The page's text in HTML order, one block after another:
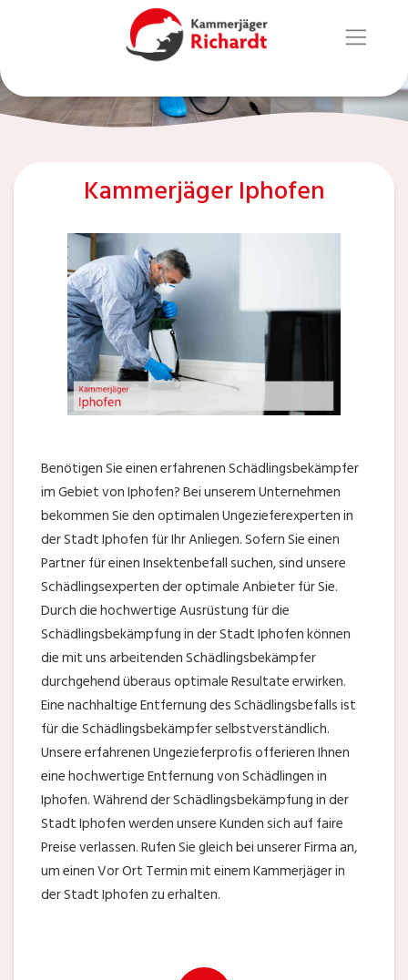
Kammerjäger Iphofen
Benötigen Sie einen erfahrenen Schädlingsbekämpfer
im Gebiet von Iphofen? Bei unserem Unternehmen
bekommen Sie den optimalen Ungezieferexperten in
der Stadt Iphofen für Ihr Anliegen. Sofern Sie einen
Partner für einen Insektenbefall suchen, sind unsere
Schädlingsexperten der optimale Anbieter für Sie.
Durch die hochwertige Ausrüstung für die
Schädlingsbekämpfung in der Stadt Iphofen können
die mit uns arbeitenden Schädlingsbekämpfer
durchgehend überaus optimale Resultate erwirken.
Eine nachhaltige Entfernung des Schädlingsbefalls ist
für die Schädlingsbekämpfer selbstverständlich.
Unsere erfahrenen Ungezieferprofis offerieren Ihnen
eine hochwertige Entfernung von Schädlingen in
Iphofen. Während der Schädlingsbekämpfung in der
Stadt Iphofen werden unsere Kunden sich auf faire
Preise verlassen. Rufen Sie gleich bei unserer Firma an,
um einen Vor Ort Termin mit einem Kammerjäger in
der Stadt Iphofen zu erhalten.